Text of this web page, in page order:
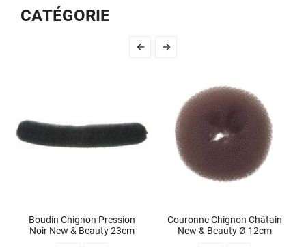
CATÉGORIE
 
Boudin Chignon Pression
Noir New & Beauty 23cm
Couronne Chignon Châtain
New & Beauty Ø 12cm